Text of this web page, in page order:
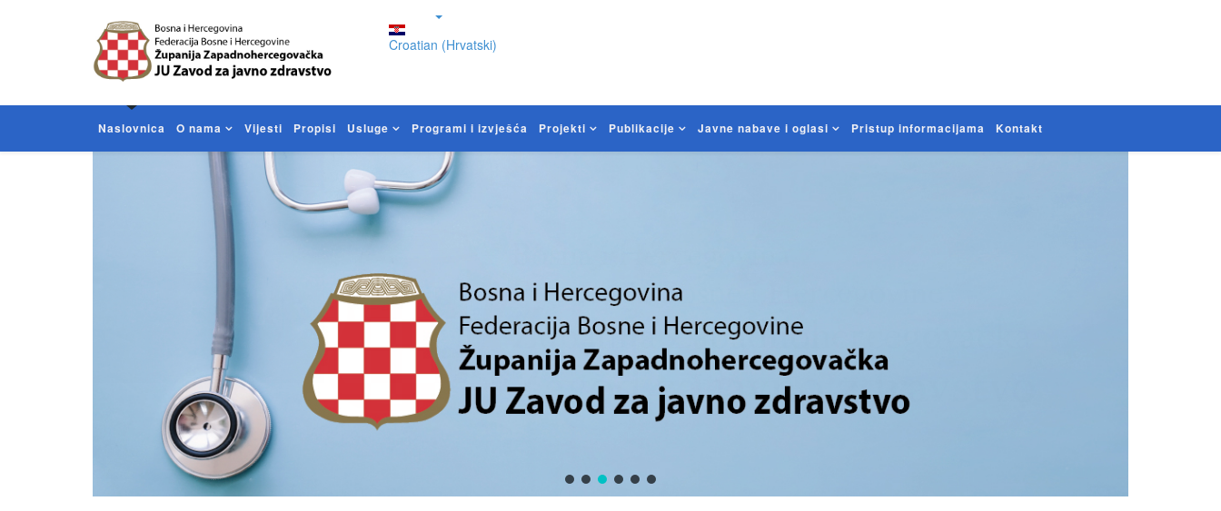
Croatian (Hrvatski)
Naslovnica O nama Vijesti Propisi Usluge Programi i izvješća Projekti Publikacije Javne nabave i oglasi Pristup informacijama Kontakt